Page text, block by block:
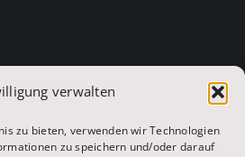
verwalten
zu bieten, verwenden wir Technologien
zu speichern und/oder darauf